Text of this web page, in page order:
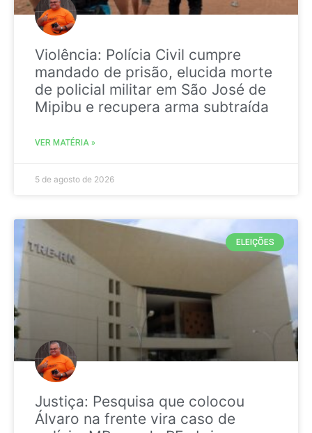
Violência: Polícia Civil cumpre
mandado de prisão, elucida morte
de policial militar em São José de
Mipibu e recupera arma subtraída
VER MATÉRIA »
5 de agosto de 2026
ELEIÇÕES
Justiça: Pesquisa que colocou
Álvaro na frente vira caso de